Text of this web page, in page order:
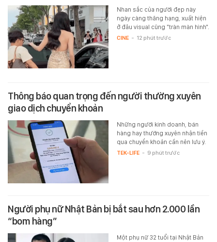
Nhan sắc của người đẹp này
ngày càng thăng hạng, xuất hiện
ở đâu visual cũng "tràn màn hình".
CINE - 12 phút trước
Thông báo quan trọng đến người thường xuyên
giao dịch chuyển khoản
Những người kinh doanh, bán
hàng hay thường xuyên nhận tiền
qua chuyển khoản cần nên lưu ý.
TEK-LIFE - 9 phút trước
Người phụ nữ Nhật Bản bị bắt sau hơn 2.000 lần
“bom hàng”
Một phụ nữ 32 tuổi tại Nhật Bản